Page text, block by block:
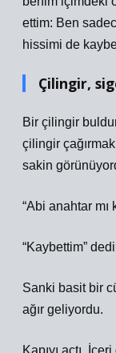
ettim: Ben
hissimi de
Çilingir,
Bir çilingir
çilingir
sakin
“Abi anahtar mı
“Kaybettim”
Sanki basit bir
ağır geliyordu.
Kapıyı açtı.